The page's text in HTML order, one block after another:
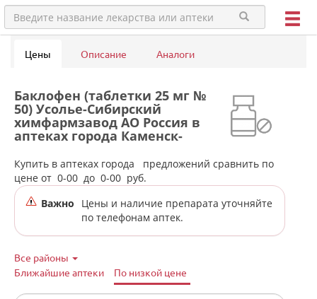
Цены Описание Аналоги
Баклофен (таблетки 25 мг №
50) Усолье-Сибирский
химфармзавод АО Россия в
аптеках города Каменск-
Уральского
Купить в аптеках города
предложений сравнить по
цене от 0-00 до 0-00 руб.
Важно
Цены и наличие препарата уточняйте
по телефонам аптек.
Все районы
Ближайшие аптеки
По низкой цене